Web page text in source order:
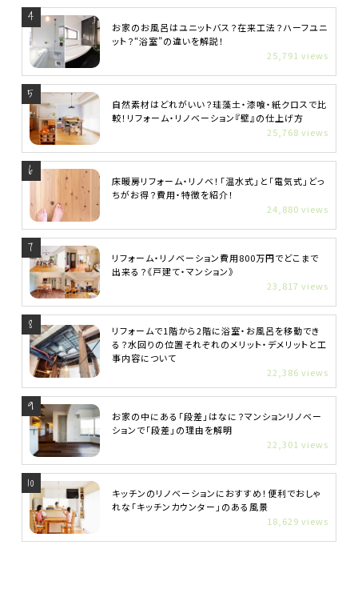
お家のお風呂はユニットバス？在来工法？ハーフユニ
ット？“浴室”の違いを解説！
25,791 views
自然素材はどれがいい？珪藻土・漆喰・紙クロスで比
較！リフォーム・リノベーション『壁』の仕上げ方
25,768 views
床暖房リフォーム・リノベ！「温水式」と「電気式」どっ
ちがお得？費用・特徴を紹介！
24,880 views
リフォーム・リノベーション費用800万円でどこまで
出来る？《戸建て・マンション》
23,817 views
リフォームで1階から2階に浴室・お風呂を移動でき
る？水回りの位置それぞれのメリット・デメリットと工
事内容について
22,386 views
お家の中にある「段差」はなに？マンションリノベー
ションで「段差」の理由を解明
22,301 views
キッチンのリノベーションにおすすめ！便利でおしゃ
れな「キッチンカウンター」のある風景
18,629 views